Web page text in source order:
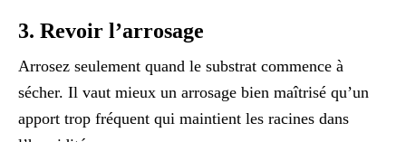
3. Revoir l’arrosage
Arrosez seulement quand le substrat commence à
sécher. Il vaut mieux un arrosage bien maîtrisé qu’un
apport trop fréquent qui maintient les racines dans